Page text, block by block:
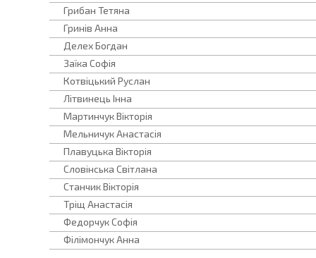
Грибан Тетяна
Гринів Анна
Делех Богдан
Заїка Софія
Котвіцький Руслан
Літвинець Інна
Мартинчук Вікторія
Мельничук Анастасія
Плавуцька Вікторія
Словінська Світлана
Станчик Вікторія
Тріщ Анастасія
Федорчук Софія
Філімончук Анна